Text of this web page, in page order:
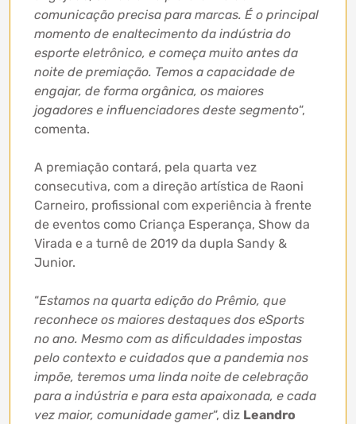
comunicação precisa para marcas. É o principal
momento de enaltecimento da indústria do
esporte eletrônico, e começa muito antes da
noite de premiação. Temos a capacidade de
engajar, de forma orgânica, os maiores
jogadores e influenciadores deste segmento“,
comenta.
A premiação contará, pela quarta vez
consecutiva, com a direção artística de Raoni
Carneiro, profissional com experiência à frente
de eventos como Criança Esperança, Show da
Virada e a turnê de 2019 da dupla Sandy &
Junior.
“Estamos na quarta edição do Prêmio, que
reconhece os maiores destaques dos eSports
no ano. Mesmo com as dificuldades impostas
pelo contexto e cuidados que a pandemia nos
impõe, teremos uma linda noite de celebração
para a indústria e para esta apaixonada, e cada
vez maior, comunidade gamer“, diz Leandro